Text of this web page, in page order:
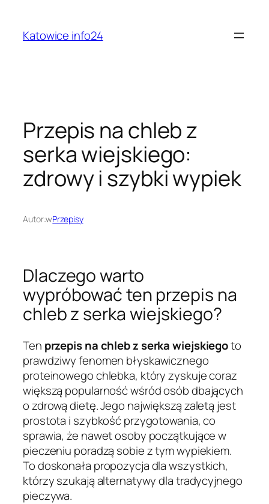
treściKatowice info24
Przepis na chleb z
serka wiejskiego:
zdrowy i szybki wypiek
Autor:wPrzepisy
Dlaczego warto
wypróbować ten przepis na
chleb z serka wiejskiego?
Ten przepis na chleb z serka wiejskiegoto
prawdziwy fenomen błyskawicznego
proteinowego chlebka, który zyskuje coraz
większą popularność wśród osób dbających
o zdrową dietę. Jego największą zaletą jest
prostota i szybkość przygotowania, co
sprawia, że nawet osoby początkujące w
pieczeniu poradzą sobie z tym wypiekiem.
To doskonała propozycja dla wszystkich,
którzy szukają alternatywy dla tradycyjnego
pieczywa.